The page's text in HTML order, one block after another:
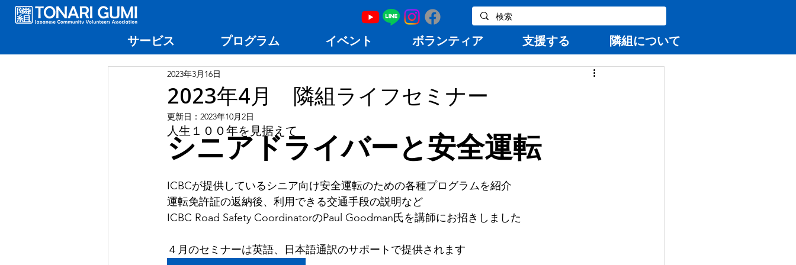
サービス プログラム イベント ボランティア 支援する 隣組について
2023年4月 隣組ライフセミナー
2023年3月16日
更新日： 2023年10月2日
人生１００年を見据えて
シニアドライバーと安全運転
ICBCが提供しているシニア向け安全運転のための各種プログラムを紹介
運転免許証の返納後、利用できる交通手段の説明など
ICBC Road Safety CoordinatorのPaul Goodman氏を講師にお招きしました
４月のセミナーは英語、日本語通訳のサポートで提供されます